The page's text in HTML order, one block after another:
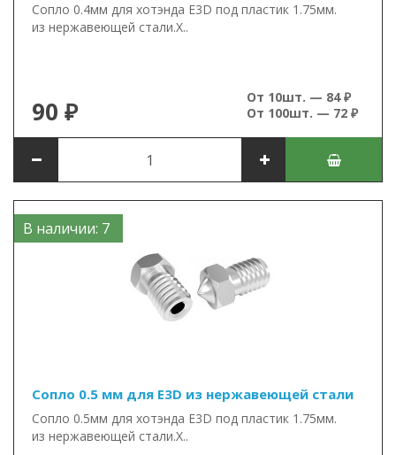
Сопло 0.4мм для хотэнда E3D под пластик 1.75мм.
из нержавеющей стали.Х..
90 ₽
От 10шт. — 84 ₽
От 100шт. — 72 ₽
В наличии: 7
Сопло 0.5 мм для E3D из нержавеющей стали
Сопло 0.5мм для хотэнда E3D под пластик 1.75мм.
из нержавеющей стали.Х..